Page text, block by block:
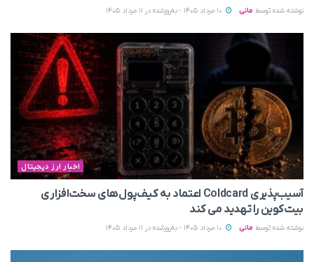
نوشته شده توسط مانی
اخبار ارز دیجیتال
آسیب‌پذیری Coldcard اعتماد به کیف‌پول‌های سخت‌افزاری
بیت‌کوین را تهدید می‌ کند
نوشته شده توسط مانی